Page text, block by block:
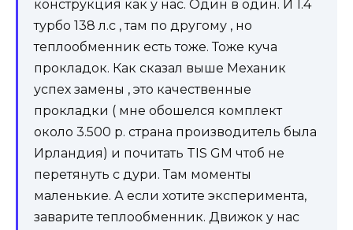
конструкция как у нас. Один в один. И 1.4
турбо 138 л.с , там по другому , но
теплообменник есть тоже. Тоже куча
прокладок. Как сказал выше Механик
успех замены , это качественные
прокладки ( мне обошелся комплект
около 3.500 р. страна производитель была
Ирландия) и почитать TIS GM чтоб не
перетянуть с дури. Там моменты
маленькие. А если хотите эксперимента,
заварите теплообменник. Движок у нас